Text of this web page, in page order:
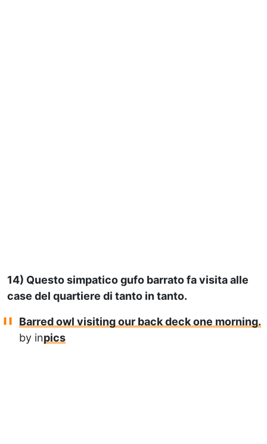
14) Questo simpatico gufo barrato fa visita alle
case del quartiere di tanto in tanto.
Barred owl visiting our back deck one morning.
by inpics